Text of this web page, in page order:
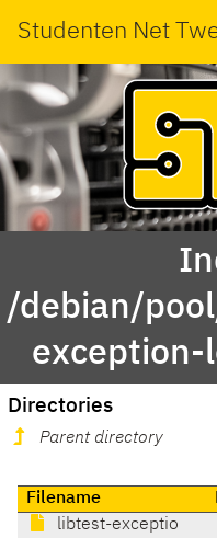
Studenten Net
/debian/
exception-
Directories
Parent directory
Filename
libtest-exceptio